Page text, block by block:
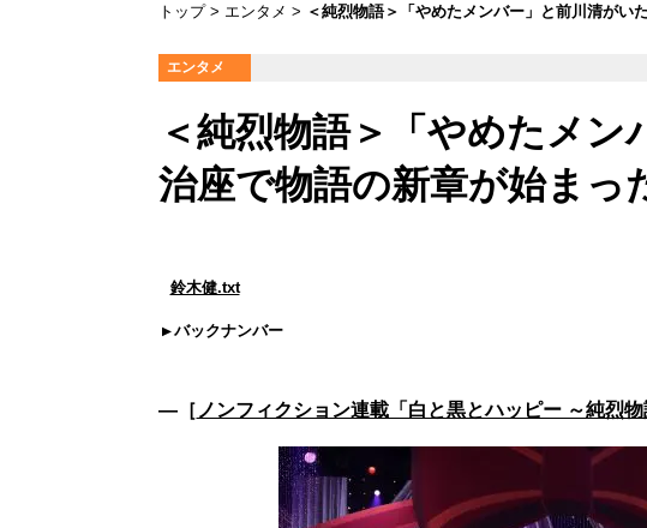
トップ エンタメ
＜純烈物語＞「やめたメンバー」と前川清がい
エンタメ
＜純烈物語＞「やめたメン
治座で物語の新章が始まっ
鈴木健.txt
バックナンバー
―［ ノンフィクション連載「白と黒とハッピー ～純烈物